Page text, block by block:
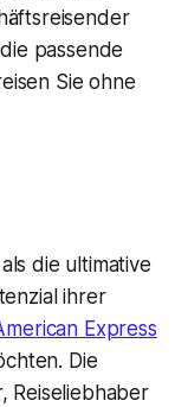
passende
Sie ohne
die ultimative
ihrer
Express
Die
Reiseliebhaber